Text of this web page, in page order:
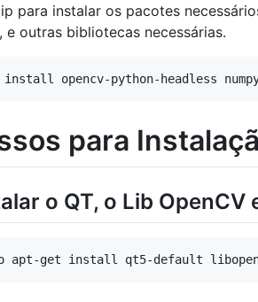
para instalar os pacotes
e outras bibliotecas necessárias.
para
o QT, o Lib OpenCV